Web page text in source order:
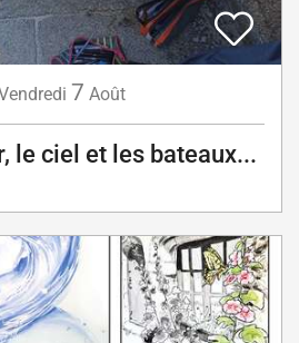
7 Août
le ciel et les bateaux...